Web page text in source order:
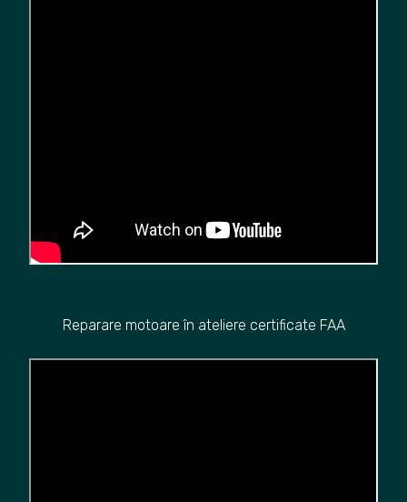
Reparare motoare în ateliere certificate FAA